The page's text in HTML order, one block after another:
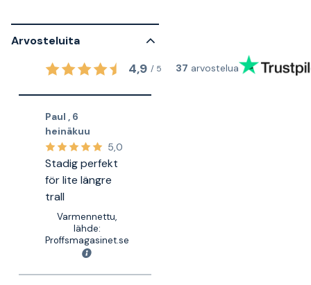
Arvosteluita
4,9 / 5 37 arvostelua
Paul
6
heinäkuu
5,0
Stadig perfekt
för lite längre
trall
Varmennettu,
lähde:
Proffsmagasinet.se